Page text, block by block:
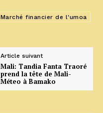
Marché financier de l'umoa
Article suivant
Mali: Tandia Fanta Traoré
prend la tête de Mali-
Méteo à Bamako